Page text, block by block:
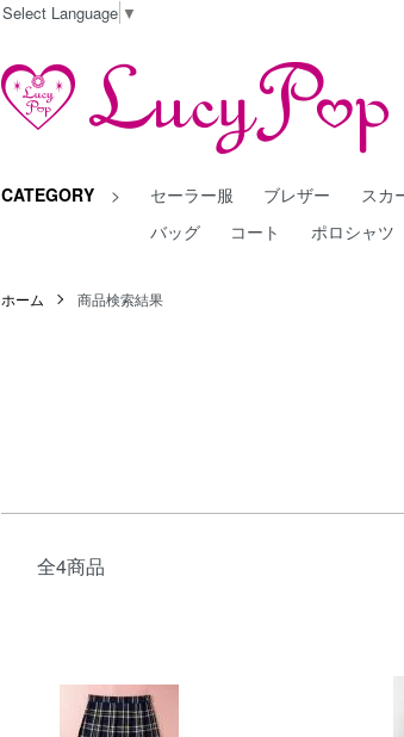
Select Language ▼
CATEGORY > セーラー服 ブレザー スカ
バッグ
コート ポロシャツ
ホーム 商品検索結果
全4商品